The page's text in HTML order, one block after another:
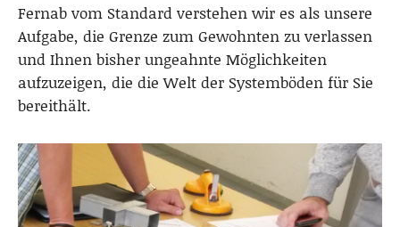
Fernab vom Standard verstehen wir es als unsere
Aufgabe, die Grenze zum Gewohnten zu verlassen
und Ihnen bisher ungeahnte Möglichkeiten
aufzuzeigen, die die Welt der Systemböden für Sie
bereithält.